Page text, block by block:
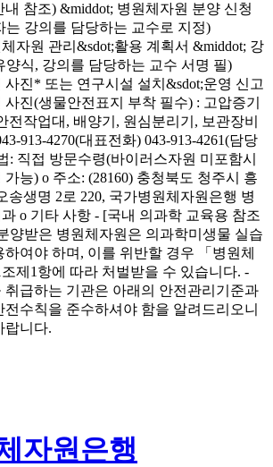
내 참조) &middot; 병원체자원 분양 신청
는 강의를 담당하는 교수로 지정)
자원 관리&sdot;활용 계획서 &middot; 강
양식, 강의를 담당하는 교수 서명 필)
사진* 또는 연구시설 설치&sdot;운영 신고
진(생물안전표지 부착 필수) : 고압증기
전작업대, 배양기, 원심분리기, 보관장비
913-4270(대표전화) 043-913-4261(담당
: 직접 방문수령(바이러스자원 미포함시
능) o 주소: (28160) 충청북도 청주시 흥
송생명 2로 220, 국가병원체자원은행 병
o 기타 사항 - [국내 의과학 교육용 참조
양받은 병원체자원은 의과학미생물 실습
하여야 하며, 이를 위반할 경우 「병원체
제1항에 따라 처벌받을 수 있습니다. -
취급하는 기관은 아래의 안전관리기준과
전수칙을 준수하셔야 함을 알려드리오니
랍니다.
자원은행